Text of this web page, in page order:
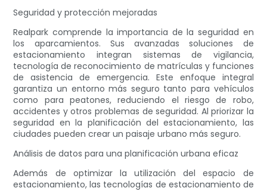
Seguridad y protección mejoradas
Realpark comprende la importancia de la seguridad en
los aparcamientos. Sus avanzadas soluciones de
estacionamiento integran sistemas de vigilancia,
tecnología de reconocimiento de matrículas y funciones
de asistencia de emergencia. Este enfoque integral
garantiza un entorno más seguro tanto para vehículos
como para peatones, reduciendo el riesgo de robo,
accidentes y otros problemas de seguridad. Al priorizar la
seguridad en la planificación del estacionamiento, las
ciudades pueden crear un paisaje urbano más seguro.
Análisis de datos para una planificación urbana eficaz
Además de optimizar la utilización del espacio de
estacionamiento, las tecnologías de estacionamiento de